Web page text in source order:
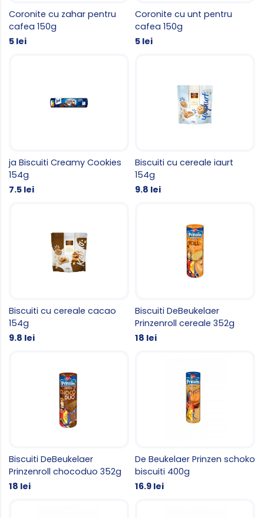
Coronite cu zahar pentru
cafea 150g
5 lei
Coronite cu unt pentru
cafea 150g
5 lei
ja Biscuiti Creamy Cookies
154g
7.5 lei
Biscuiti cu cereale iaurt
154g
9.8 lei
Biscuiti cu cereale cacao
154g
9.8 lei
Biscuiti DeBeukelaer
Prinzenroll cereale 352g
18 lei
Biscuiti DeBeukelaer
Prinzenroll chocoduo 352g
18 lei
De Beukelaer Prinzen schoko
biscuiti 400g
16.9 lei